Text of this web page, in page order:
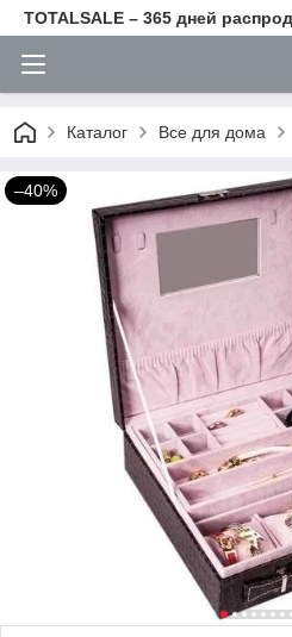
TOTALSALE – 365 дней
Каталог Все для дома
–40%